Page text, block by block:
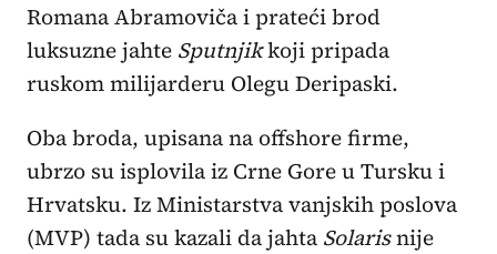
Romana Abramoviča i prateći brod
luksuzne jahte Sputnjikkoji pripada
ruskom milijarderu Olegu Deripaski.
Oba broda, upisana na offshore firme,
ubrzo su isplovila iz Crne Gore u Tursku i
Hrvatsku. Iz Ministarstva vanjskih poslova
(MVP) tada su kazali da jahta Solarisnije